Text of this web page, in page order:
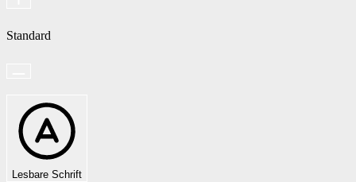
Standard
Lesbare Schrift